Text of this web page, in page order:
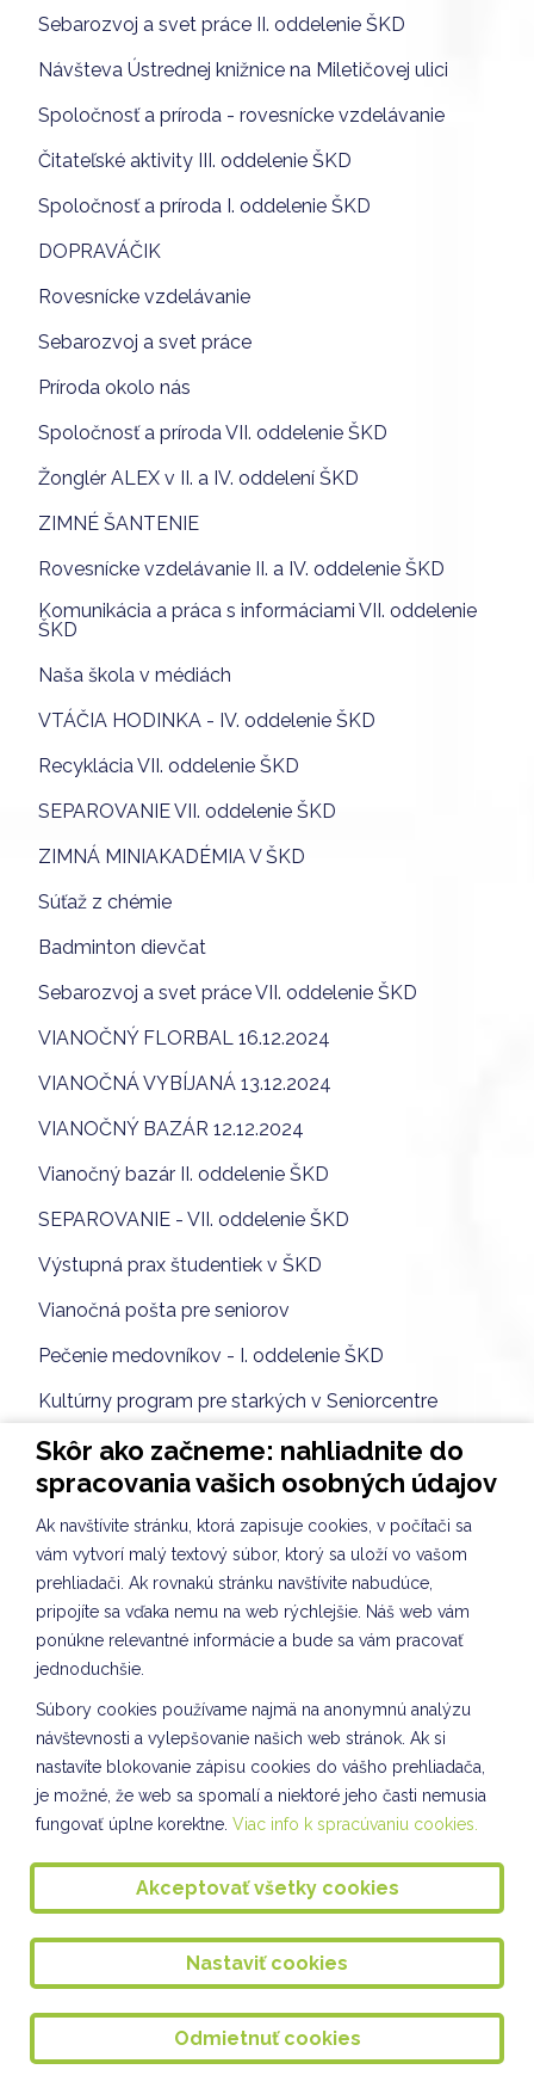
Sebarozvoj a svet práce II. oddelenie ŠKD
Návšteva Ústrednej knižnice na Miletičovej ulici
Spoločnosť a príroda - rovesnícke vzdelávanie
Čitateľské aktivity III. oddelenie ŠKD
Spoločnosť a príroda I. oddelenie ŠKD
DOPRAVÁČIK
Rovesnícke vzdelávanie
Sebarozvoj a svet práce
Príroda okolo nás
Spoločnosť a príroda VII. oddelenie ŠKD
Žonglér ALEX v II. a IV. oddelení ŠKD
ZIMNÉ ŠANTENIE
Rovesnícke vzdelávanie II. a IV. oddelenie ŠKD
Komunikácia a práca s informáciami VII. oddelenie
ŠKD
Naša škola v médiách
VTÁČIA HODINKA - IV. oddelenie ŠKD
Recyklácia VII. oddelenie ŠKD
SEPAROVANIE VII. oddelenie ŠKD
ZIMNÁ MINIAKADÉMIA V ŠKD
Súťaž z chémie
Badminton dievčat
Sebarozvoj a svet práce VII. oddelenie ŠKD
VIANOČNÝ FLORBAL 16.12.2024
VIANOČNÁ VYBÍJANÁ 13.12.2024
VIANOČNÝ BAZÁR 12.12.2024
Vianočný bazár II. oddelenie ŠKD
SEPAROVANIE - VII. oddelenie ŠKD
Výstupná prax študentiek v ŠKD
Vianočná pošta pre seniorov
Pečenie medovníkov - I. oddelenie ŠKD
Kultúrny program pre starkých v Seniorcentre
S láskou Seniorcentru
Tvorenie na hodine CLIL v ŠKD
Nácvik piesne na Vianočný bazár
Vybíjaná dievčat
TVORIVÉ DIELNIČKY III. oddelenie ŠKD
Spoločnosť a príroda III. oddelenie ŠKD
Tvorivé dielne VII. odddelenie ŠKD
KULIŠKIÁDA - NOVEMBER
Slávnostné rozsvietenie stromčeka 2024
Príprava adventu na škole
Spoločnosť a príroda II. oddelenie ŠKD
Svetový deň pozdravov VIII. oddelenie ŠKD
Vianočné tvorenie VII. oddelenie ŠKD
Skôr ako začneme: nahliadnite do
spracovania vašich osobných údajov
Ak navštívite stránku, ktorá zapisuje cookies, v počítači sa
vám vytvorí malý textový súbor, ktorý sa uloží vo vašom
prehliadači. Ak rovnakú stránku navštívite nabudúce,
pripojíte sa vďaka nemu na web rýchlejšie. Náš web vám
ponúkne relevantné informácie a bude sa vám pracovať
jednoduchšie.
Súbory cookies používame najmä na anonymnú analýzu
návštevnosti a vylepšovanie našich web stránok. Ak si
nastavíte blokovanie zápisu cookies do vášho prehliadača,
je možné, že web sa spomalí a niektoré jeho časti nemusia
fungovať úplne korektne. Viac info k spracúvaniu cookies.
Akceptovať všetky cookies
Nastaviť cookies
Odmietnuť cookies